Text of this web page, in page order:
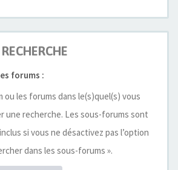
forums :
ou les forums dans le(s)quel(s) vous
une recherche. Les sous-forums sont
si vous ne désactivez pas l’option
dans les sous-forums ».